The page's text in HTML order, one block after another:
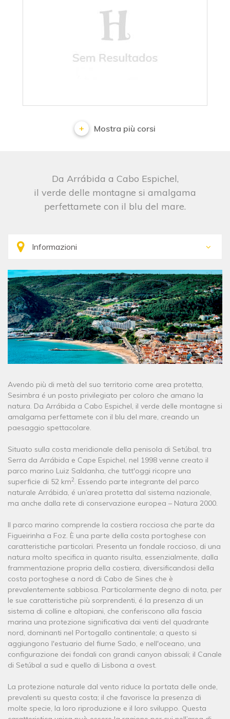
Senza Risultati
Mostra più corsi
Da Arrábida a Cabo Espichel,
il verde delle montagne si amalgama
perfettamete con il blu del mare.
Avendo più di metà del suo territorio come area protetta,
Sesimbra é un posto privilegiato per coloro che amano la
natura. Da Arrábida a Cabo Espichel, il verde delle montagne si
amalgama perfettamete con il blu del mare, creando un
paesaggio spettacolare.
Situato sulla costa meridionale della penisola di Setúbal, tra
Serra da Arrábida e Cape Espichel, nel 1998 venne creato il
parco marino Luiz Saldanha, che tutt'oggi ricopre una
superficie di 52 km2. Essendo parte integrante del parco
naturale Arrábida, é un’area protetta dal sistema nazionale,
ma anche dalla rete di conservazione europea – Natura 2000.
Il parco marino comprende la costiera rocciosa che parte da
Figueirinha a Foz. È una parte della costa portoghese con
caratteristiche particolari. Presenta un fondale roccioso, di una
natura molto specifica in quanto risulta, essenzialmente, dalla
frammentazione propria della costiera, diversificandosi della
costa portoghese a nord di Cabo de Sines che è
prevalentemente sabbiosa. Particolarmente degno di nota, per
le sue caratteristiche più sorprendenti, é la presenza di un
sistema di colline e altopiani, che conferiscono alla fascia
marina una protezione significativa dai venti del quadrante
nord, dominanti nel Portogallo continentale; a questo si
aggiungono l'estuario del fiume Sado, e nell'oceano, una
configurazione dei fondali con grandi canyon abissali; il Canale
di Setúbal a sud e quello di Lisbona a ovest.
La protezione naturale dal vento riduce la portata delle onde,
prevalenti su questa costa; il che favorisce la presenza di
molte specie, la loro riproduzione e il loro sviluppo. Questa